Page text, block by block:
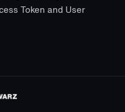
Token and User